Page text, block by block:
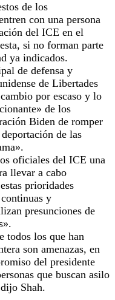
de los
con una persona
del ICE en el
si no forman parte
ya indicados.
de defensa y
de Libertades
por escaso y lo
de los
Biden de romper
de las
oficiales del ICE una
llevar a cabo
prioridades
y
presunciones de
todos los que han
son amenazas, en
del presidente
que buscan asilo
Shah.